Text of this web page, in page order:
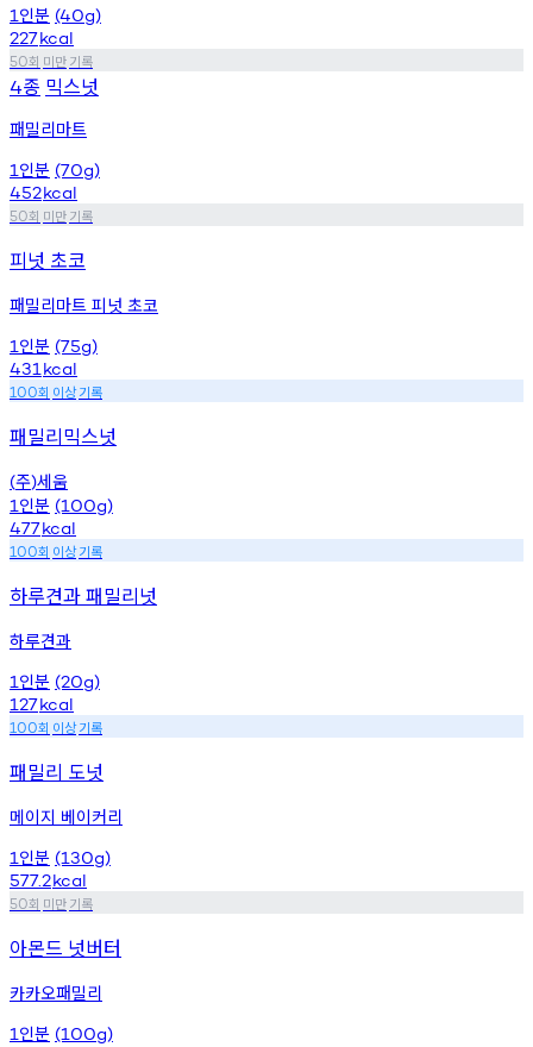
1 인분 (40g)
227kcal
50회 미만기록
4종 믹스넛
패밀리마트
1 인분 (70g)
452kcal
50회 미만기록
피넛 초코
패밀리마트 피넛 초코
1 인분 (75g)
431 kcal
100회 이상기록
패밀리믹스넛
(주)세움
1 인분 (100g)
477kcal
100회 이상기록
하루견과 패밀리넛
하루견과
1 인분 (20g)
127kcal
100회 이상기록
패밀리 도넛
메이지 베이커리
1 인분 (130g)
577.2kcal
50회 미만기록
아몬드 넛버터
카카오패밀리
1 인분 (100g)